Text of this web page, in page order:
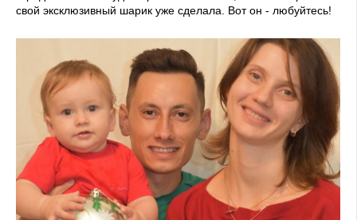
свой эксклюзивный шарик уже сделала. Вот он - любуйтесь!